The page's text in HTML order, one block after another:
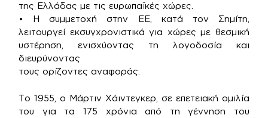
της Ελλάδας με τις ευρωπαϊκές χώρες.
• Η συμμετοχή στην ΕΕ, κατά τον Σημίτη,
λειτουργεί εκσυγχρονιστικά για χώρες με θεσμική
υστέρηση, ενισχύοντας τη λογοδοσία και
διευρύνοντας
τους ορίζοντες αναφοράς.
Το 1955, ο Μάρτιν Χάιντεγκερ, σε επετειακή ομιλία
του για τα 175 χρόνια από τη γέννηση του